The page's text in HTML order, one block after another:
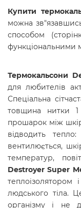
Купити т
можна
способом
функціональними
Термокальсони
для любителів
Спеціальна
товщина нитки
прошарок між
відводить
вентилюється,
температур,
Destroyer Super
теплоізолятором
людського тіла.
організму і не